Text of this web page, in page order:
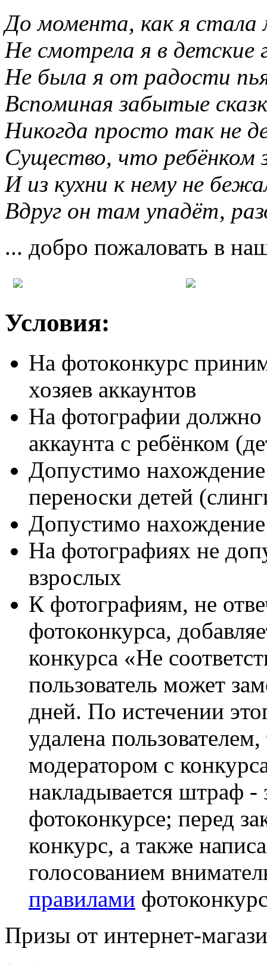
До момента, как я стала
Не смотрела я в детские
Не была я от радости
Вспоминая забытые
Никогда просто так не
Существо, что ребёнком
И из кухни к нему не
Вдруг он там упадёт,
... добро пожаловать в
Условия:
На фотоконкурс
хозяев аккаунтов
На фотографии должно
аккаунта с ребёнком
Допустимо
переноски детей
Допустимо
На фотографиях не
взрослых
К фотографиям, не
фотоконкурса,
конкурса «Не
пользователь может
дней. По истечении
удалена
модератором с
накладывается штраф -
фотоконкурсе; перед
конкурс, а также
голосованием
правилами
Призы от интернет-